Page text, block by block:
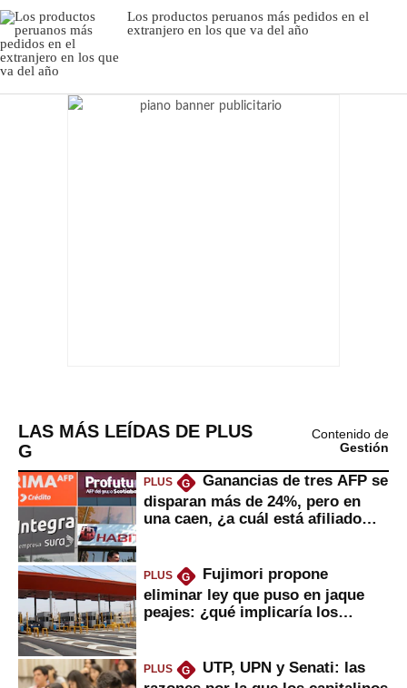
Los productos peruanos más pedidos en el
extranjero en los que va del año
LAS MÁS LEÍDAS DE PLUS
G
Contenido de
Gestión
PLUS G
Ganancias de tres AFP se
disparan más de 24%, pero en
una caen, ¿a cuál está afiliado
PLUS G
Fujimori propone
eliminar ley que puso en jaque
peajes: ¿qué implicaría los
PLUS G
UTP, UPN y Senati: las